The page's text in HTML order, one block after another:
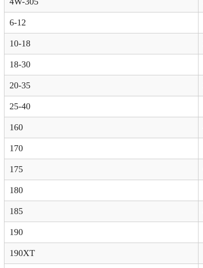
6-12
10-18
18-30
20-35
25-40
160
170
175
180
185
190
190XT